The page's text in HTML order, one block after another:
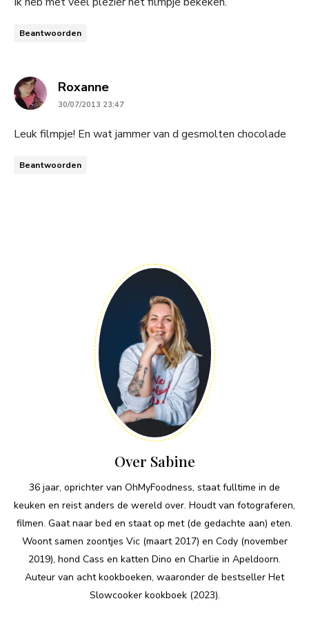
Beantwoorden
Roxannesays:
30/07/2013 23:47
Leuk filmpje! En wat jammer van d gesmolten chocolade
Beantwoorden
Over Sabine
36 jaar, oprichter van OhMyFoodness, staat fulltime in de
keuken en reist anders de wereld over. Houdt van fotograferen,
filmen. Gaat naar bed en staat op met (de gedachte aan) eten.
Woont samen zoontjes Vic (maart 2017) en Cody (november
2019), hond Cass en katten Dino en Charlie in Apeldoorn.
Auteur van acht kookboeken, waaronder de bestseller Het
Slowcooker kookboek (2023).